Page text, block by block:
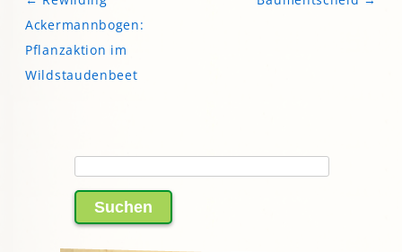
Beitragsnavigation
Ackermannbogen:
Pflanzaktion im
Wildstaudenbeet
nach: